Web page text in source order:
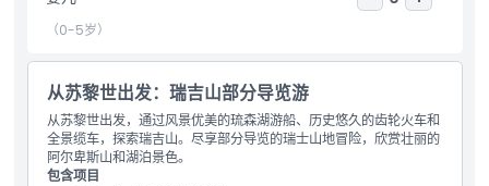
位置
如何到达那里
（0-5岁）
从苏黎世出发：瑞吉山部分导览游
从苏黎世出发，通过风景优美的琉森湖游船、历史悠久的齿轮火车和
全景缆车，探索瑞吉山。尽享部分导览的瑞士山地冒险，欣赏壮丽的
阿尔卑斯山和湖泊景色。
包含项目